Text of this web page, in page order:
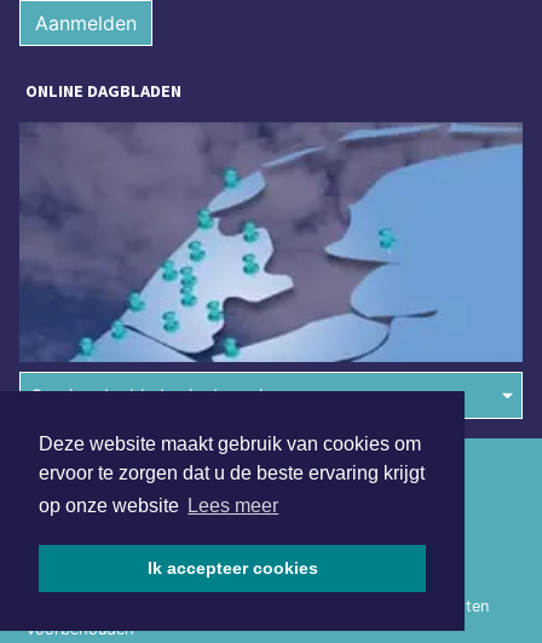
Deze website maakt gebruik van cookies om
ervoor te zorgen dat u de beste ervaring krijgt
op onze website Lees meer
Ik accepteer cookies
Aanmelden
ONLINE DAGBLADEN
Overige dagbladen in de regio
Copyright (c) 2026 | Heerhugowaardsdagblad.nl - Alle rechten
voorbehouden
Algemene voorwaarden
Disclaimer